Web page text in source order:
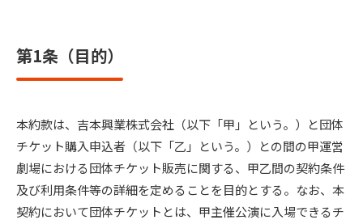
第1条（目的）
本約款は、吉本興業株式会社（以下「甲」という。）と団体
チケット購入申込者（以下「乙」という。）との間の甲運営
劇場における団体チケット販売に関する、甲乙間の契約条件
及び利用条件等の詳細を定めることを目的とする。なお、本
契約において団体チケットとは、甲主催公演に入場できるチ